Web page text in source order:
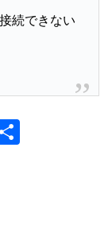
続できない